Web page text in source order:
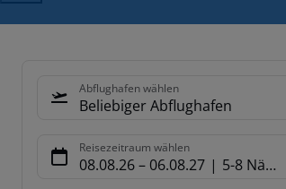
Abflughafen wählen
Beliebiger Abflughafen
Reisezeitraum wählen
08.08.26– 06.08.27 5-8 Nächte